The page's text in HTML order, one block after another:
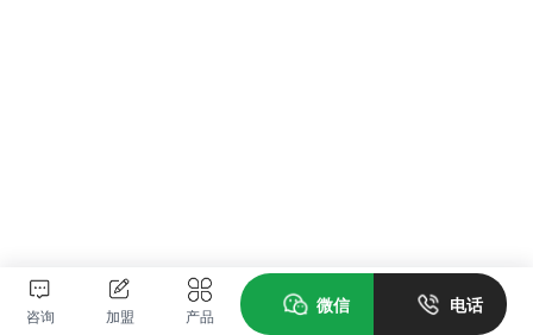
咨询 加盟 产品 微信 电话